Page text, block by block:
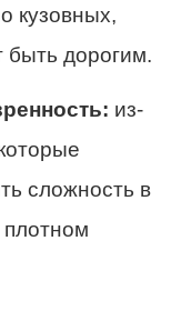
кузовных,
быть дорогим.
из-
сложность в
плотном